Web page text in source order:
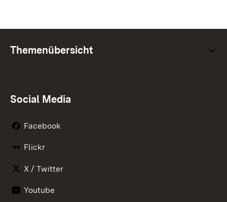
Themenübersicht
Social Media
Facebook
Flickr
X / Twitter
Youtube